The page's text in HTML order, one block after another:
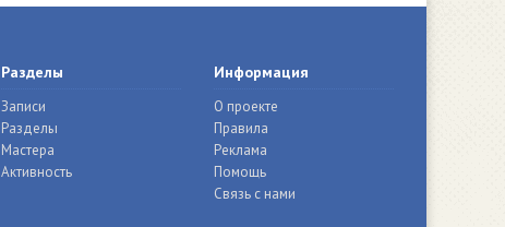
Разделы
Записи
Разделы
Мастера
Активность
Информация
О проекте
Правила
Реклама
Помощь
Связь с нами